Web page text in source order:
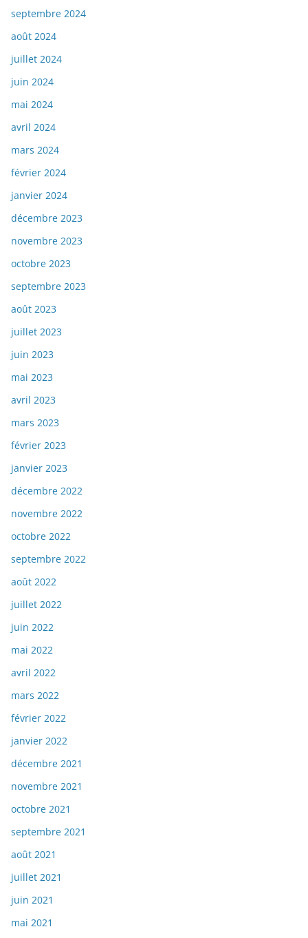
septembre 2024
août 2024
juillet 2024
juin 2024
mai 2024
avril 2024
mars 2024
février 2024
janvier 2024
décembre 2023
novembre 2023
octobre 2023
septembre 2023
août 2023
juillet 2023
juin 2023
mai 2023
avril 2023
mars 2023
février 2023
janvier 2023
décembre 2022
novembre 2022
octobre 2022
septembre 2022
août 2022
juillet 2022
juin 2022
mai 2022
avril 2022
mars 2022
février 2022
janvier 2022
décembre 2021
novembre 2021
octobre 2021
septembre 2021
août 2021
juillet 2021
juin 2021
mai 2021